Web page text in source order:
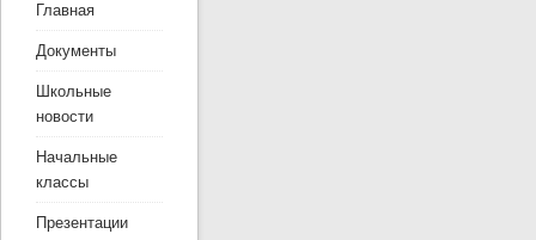
Главная
Документы
Школьные
новости
Начальные
классы
Презентации